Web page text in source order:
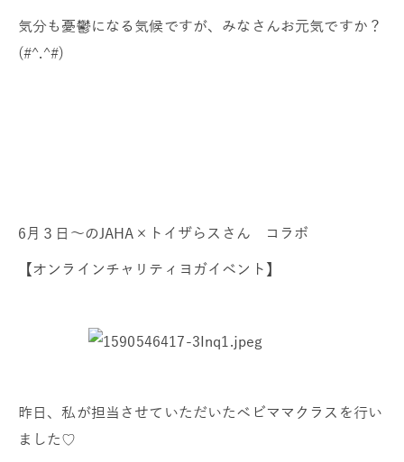
気分も憂鬱になる気候ですが、みなさんお元気ですか？
(#^.^#)
6月３日～のJAHA×トイザらスさん コラボ
【オンラインチャリティヨガイベント】
昨日、私が担当させていただいたベビママクラスを行い
ました♡